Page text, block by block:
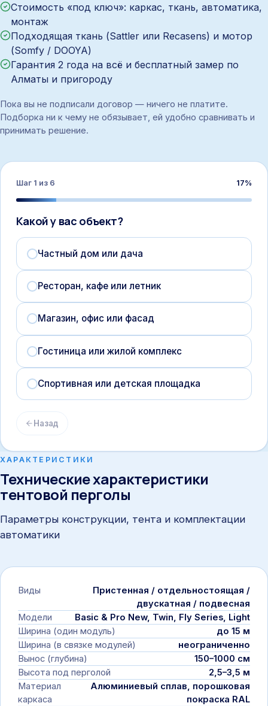
Стоимость «под ключ»: каркас, ткань, автоматика,
монтаж
Подходящая ткань (Sattler или Recasens) и мотор
(Somfy / DOOYA)
Гарантия 2 года на всё и бесплатный замер по
Алматы и пригороду
Пока вы не подписали договор — ничего не платите.
Подборка ни к чему не обязывает, ей удобно сравнивать и
принимать решение.
Шаг 1 из 6 17%
Какой у вас объект?
Частный дом или дача
Ресторан, кафе или летник
Магазин, офис или фасад
Гостиница или жилой комплекс
Спортивная или детская площадка
Назад
ХАРАКТЕРИСТИКИ
Технические характеристики
тентовой перголы
Параметры конструкции, тента и комплектации
автоматики
Виды
Пристенная / отдельностоящая /
двускатная / подвесная
Модели
Basic & Pro New, Twin, Fly Series, Light
Ширина (один модуль)
до 15 м
Ширина (в связке модулей)
неограниченно
Вынос (глубина)
150–1000 см
Высота под перголой
2,5–3,5 м
Материал
каркаса
Алюминиевый сплав, порошковая
покраска RAL